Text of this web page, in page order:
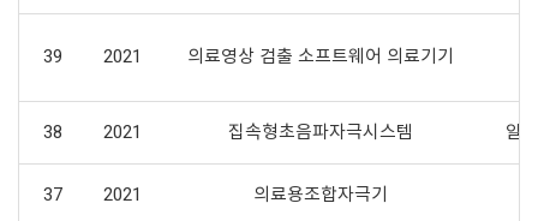
39 2021 의료영상 검출 소프트웨어 의료기기
38 2021 집속형초음파자극시스템 알
37 2021 의료용조합자극기